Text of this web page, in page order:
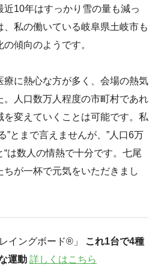
近10年はすっかり雪の量も減っ
私の働いている岐阜県土岐市も
傾向のようです。
に熱心な方が多く、会場の熱気
。人口数万人程度の市町村であれ
を変えていくことは可能です。私
”とまで言えませんが、”人口6万
は数人の情熱で十分です。七尾
が一杯で元気をいただきまし
イングボード®︎」
これ1台で4種
運動 詳しくはこちら